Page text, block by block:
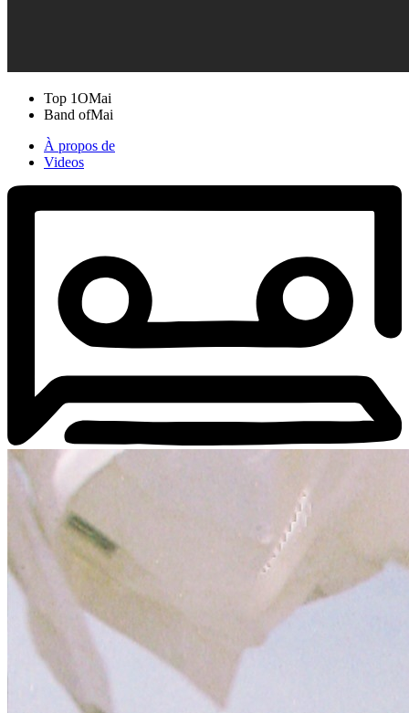
Top 1OMai
Band ofMai
À propos de
Videos